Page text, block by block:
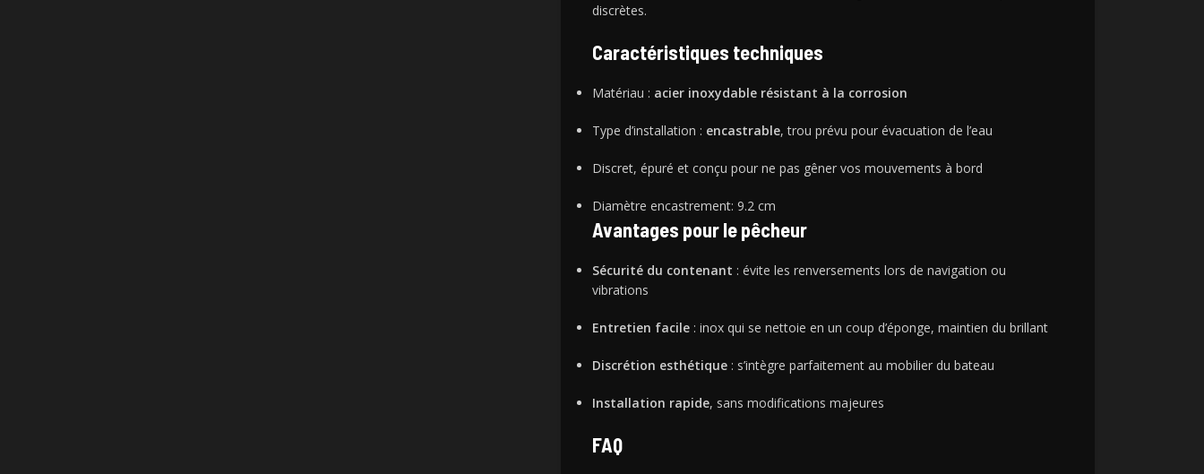
discrètes.
Caractéristiques techniques
Matériau : acier inoxydable résistant à la corrosion
Type d’installation : encastrable, trou prévu pour évacuation de l’eau
Discret, épuré et conçu pour ne pas gêner vos mouvements à bord
Diamètre encastrement: 9.2 cm
Avantages pour le pêcheur
Sécurité du contenant : évite les renversements lors de navigation ou
vibrations
Entretien facile: inox qui se nettoie en un coup d’éponge, maintien du brillant
Discrétion esthétique: s’intègre parfaitement au mobilier du bateau
Installation rapide, sans modifications majeures
FAQ